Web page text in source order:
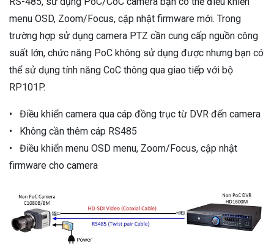
menu OSD, Zoom/Focus, cập nhật firmware mới. Trong
trường hợp sử dụng camera PTZ cần cung cấp nguồn công
suất lớn, chức năng PoC không sử dụng được nhưng bạn có
thể sử dụng tính năng CoC thông qua giao tiếp với bộ
RP101P.
• Điều khiển camera qua cáp đồng trục từ DVR đến camera
• Không cần thêm cáp RS485
• Điều khiển menu OSD menu, Zoom/Focus, cập nhật
firmware cho camera